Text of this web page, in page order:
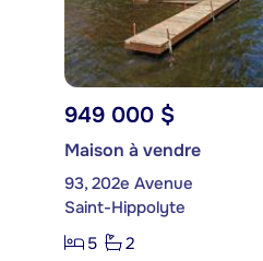
949 000 $
Maison à vendre
93, 202e Avenue
Saint-Hippolyte
5
2